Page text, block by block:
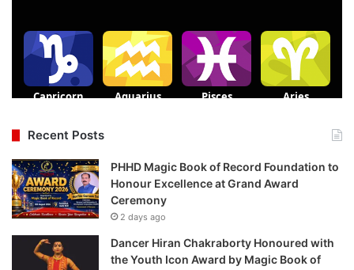
Recent Posts
PHHD Magic Book of Record Foundation to
Honour Excellence at Grand Award
Ceremony
2 days ago
Dancer Hiran Chakraborty Honoured with
the Youth Icon Award by Magic Book of